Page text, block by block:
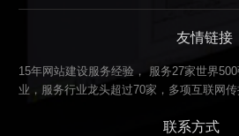
友情链接
15年网站建设服务经验， 服务27家世界
业，服务行业龙头超过70家，多项互联网
联系方式